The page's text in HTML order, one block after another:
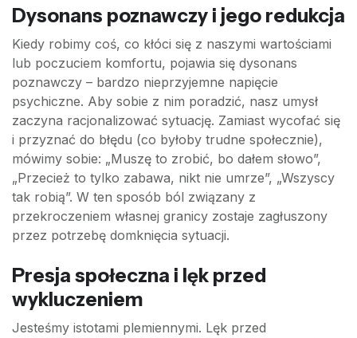
Dysonans poznawczy i jego redukcja
Kiedy robimy coś, co kłóci się z naszymi wartościami
lub poczuciem komfortu, pojawia się dysonans
poznawczy – bardzo nieprzyjemne napięcie
psychiczne. Aby sobie z nim poradzić, nasz umysł
zaczyna racjonalizować sytuację. Zamiast wycofać się
i przyznać do błędu (co byłoby trudne społecznie),
mówimy sobie: „Muszę to zrobić, bo dałem słowo”,
„Przecież to tylko zabawa, nikt nie umrze”, „Wszyscy
tak robią”. W ten sposób ból związany z
przekroczeniem własnej granicy zostaje zagłuszony
przez potrzebę domknięcia sytuacji.
Presja społeczna i lęk przed
wykluczeniem
Jesteśmy istotami plemiennymi. Lęk przed